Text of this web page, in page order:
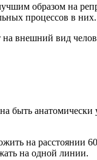
образом на
процессов в них.
внешний вид
быть анатомически
на расстоянии
на одной линии.